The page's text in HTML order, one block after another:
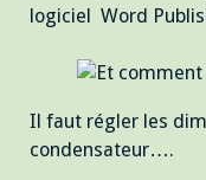
logiciel Word
Il faut régler les
condensateur….